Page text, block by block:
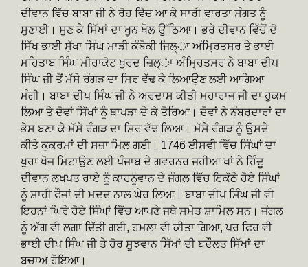
ਦੀਵਾਨ ਵਿੱਚ ਬਾਬਾ ਜੀ ਨੇ ਰੋਹ ਵਿੱਚ ਆ ਕੇ ਸਾਰੀ ਵਾਰਤਾ ਸੰਗਤ ਨੂੰ
ਸੁਣਾਈ। ਸੁਣ ਕੇ ਸਿੱਖਾਂ ਦਾ ਖੂਨ ਖੋਲ ਉੱਠਿਆ। ਭਰੇ ਦੀਵਾਨ ਵਿੱਚੋਂ ਦੋ
ਸਿੱਖ ਭਾਈ ਸੁੱਖਾ ਸਿੰਘ ਮਾੜੀ ਕੰਬੋਕੀ ਜਿਲ੍ਾ ਅੰਮ੍ਰਿਤਸਰ ਤੇ ਭਾਈ
ਮਹਿਤਾਬ ਸਿੰਘ ਮੀਰਾਕੋਟ ਖੁਰਦ ਜ਼ਿਲ੍ਾ ਅੰਮ੍ਰਿਤਸਰ ਨੇ ਬਾਬਾ ਦੀਪ
ਸਿੰਘ ਜੀ ਤੋਂ ਮੱਸੇ ਰੰਗੜ ਦਾ ਸਿਰ ਵੱਢ ਕੇ ਲਿਆਉਣ ਲਈ ਆਗਿਆ
ਮੰਗੀ। ਬਾਬਾ ਦੀਪ ਸਿੰਘ ਜੀ ਨੇ ਅਰਦਾਸ ਕੀਤੀ ਮਹਾਰਾਜ ਜੀ ਦਾ ਹੁਕਮ
ਲਿਆ ਤੇ ਦੋਵਾਂ ਸਿੱਖਾਂ ਨੂੰ ਥਾਪੜਾ ਦੇ ਕੇ ਤੋਰਿਆ। ਦੋਵਾਂ ਨੇ ਨੰਬਰਦਾਰਾਂ ਦਾ
ਭੇਸ ਬਣਾ ਕੇ ਮੱਸੇ ਰੰਗੜ ਦਾ ਸਿਰ ਵੱਢ ਲਿਆ। ਮੱਸੇ ਰੰਗੜ ਨੂੰ ਉਸਦੇ
ਕੀਤੇ ਕੁਕਰਮਾਂ ਦੀ ਸਜ਼ਾ ਮਿਲ ਗਈ। 1746 ਈਸਵੀ ਵਿੱਚ ਸਿੰਘਾਂ ਦਾ
ਖੁਰਾ ਖੋਜ ਮਿਟਾਉਣ ਲਈ ਪੰਜਾਬ ਦੇ ਗਵਰਨਰ ਜਹੀਆ ਖਾਂ ਨੇ ਹਿੰਦੂ
ਦੀਵਾਨ ਲਖਪਤ ਰਾਏ ਨੂੰ ਕਾਹਨੂੰਵਾਨ ਦੇ ਜੰਗਲ ਵਿੱਚ ਇਕੱਠੇ ਹੋਏ ਸਿੰਘਾਂ
ਨੂੰ ਸ਼ਾਹੀ ਫੌਜਾਂ ਦੀ ਮਦਦ ਨਾਲ ਘੇਰ ਲਿਆ। ਬਾਬਾ ਦੀਪ ਸਿੰਘ ਜੀ ਵੀ
ਇਹਨਾਂ ਘਿਰੇ ਹੋਏ ਸਿੰਘਾਂ ਵਿੱਚ ਆਪਣੇ ਜਥੇ ਸਮੇਤ ਸ਼ਾਮਿਲ ਸਨ। ਜੰਗਲ
ਨੂੰ ਅੱਗ ਵੀ ਲਗਾ ਦਿੱਤੀ ਗਈ, ਹਮਲਾ ਵੀ ਕੀਤਾ ਗਿਆ, ਪਰ ਫਿਰ ਵੀ
ਭਾਈ ਦੀਪ ਸਿੰਘ ਜੀ ਤੇ ਹੋਰ ਸੂਝਵਾਨ ਸਿੱਖਾਂ ਦੀ ਬਦੌਲਤ ਸਿੱਖਾਂ ਦਾ
ਬਚਾਅ ਹੋਇਆ।